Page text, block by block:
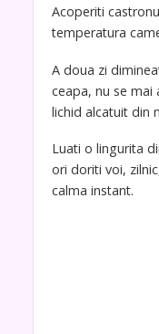
Acoperiti
temperatura
A doua zi
ceapa, nu se mai
lichid alcatuit din
Luati o lingurita
ori doriti voi,
calma instant.